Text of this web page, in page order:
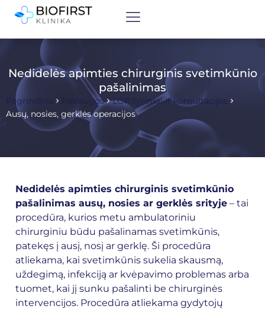
Nedidelės apimties chirurginis svetimkūnio
pašalinimas
Pagrindinis Paslaugos
LOR tyrimai ir konsultacijos
Ausų, nosies, gerklės operacijos
Nedidelės apimties chirurginis svetimkūnio
pašalinimas ausų, nosies ar gerklės srityje – tai
procedūra, kurios metu ambulatoriniu
chirurginiu būdu pašalinamas svetimkūnis,
patekęs į ausį, nosį ar gerklę. Ši procedūra
atliekama, kai svetimkūnis sukelia skausmą,
uždegimą, infekciją ar kvėpavimo problemas arba
tuomet, kai jį sunku pašalinti be chirurginės
intervencijos. Procedūra atliekama gydytojų